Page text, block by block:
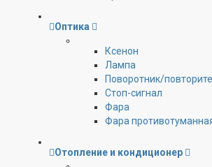
Оптика
Ксенон
Лампа
Поворотник/
Стоп-сигнал
Фара
Фара
Отопление и кондиционер